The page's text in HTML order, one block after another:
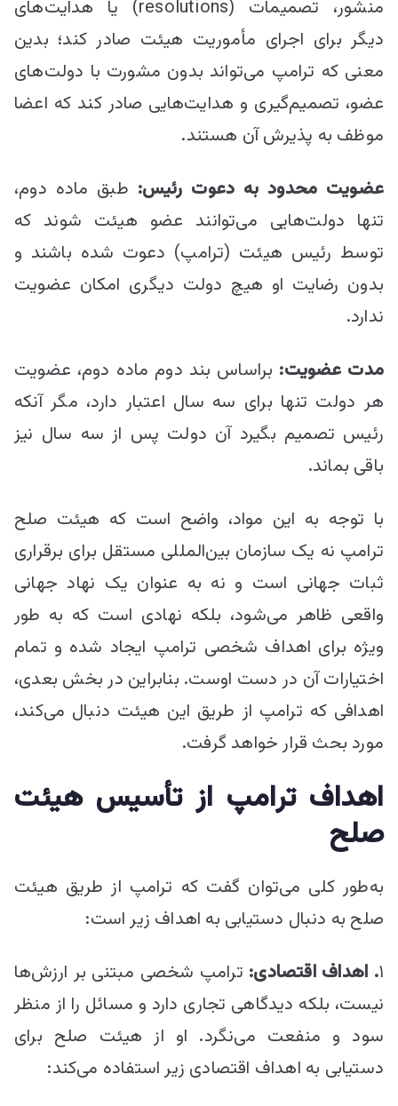
منشور، تصمیمات (resolutions) یا هدایت‌های
دیگر برای اجرای مأموریت هیئت صادر کند؛ بدین
معنی که ترامپ می‌تواند بدون مشورت با دولت‌های
عضو، تصمیم‌گیری و هدایت‌هایی صادر کند که اعضا
موظف به پذیرش آن هستند.
عضویت محدود به دعوت رئیس: طبق ماده دوم،
تنها دولت‌هایی می‌توانند عضو هیئت شوند که
توسط رئیس هیئت (ترامپ) دعوت شده باشند و
بدون رضایت او هیچ دولت دیگری امکان عضویت
ندارد.
مدت عضویت: براساس بند دوم ماده دوم، عضویت
هر دولت تنها برای سه سال اعتبار دارد، مگر آنکه
رئیس تصمیم بگیرد آن دولت پس از سه سال نیز
باقی بماند.
با توجه به این مواد، واضح است که هیئت صلح
ترامپ نه یک سازمان بین‌المللی مستقل برای برقراری
ثبات جهانی است و نه به عنوان یک نهاد جهانی
واقعی ظاهر می‌شود، بلکه نهادی است که به طور
ویژه برای اهداف شخصی ترامپ ایجاد شده و تمام
اختیارات آن در دست اوست. بنابراین در بخش بعدی،
اهدافی که ترامپ از طریق این هیئت دنبال می‌کند،
مورد بحث قرار خواهد گرفت.
اهداف ترامپ از تأسیس هیئت
صلح
به‌طور کلی می‌توان گفت که ترامپ از طریق هیئت
صلح به دنبال دستیابی به اهداف زیر است:
۱. اهداف اقتصادی: ترامپ شخصی مبتنی بر ارزش‌ها
نیست، بلکه دیدگاهی تجاری دارد و مسائل را از منظر
سود و منفعت می‌نگرد. او از هیئت صلح برای
دستیابی به اهداف اقتصادی زیر استفاده می‌کند: